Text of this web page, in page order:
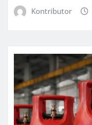
Kontributor